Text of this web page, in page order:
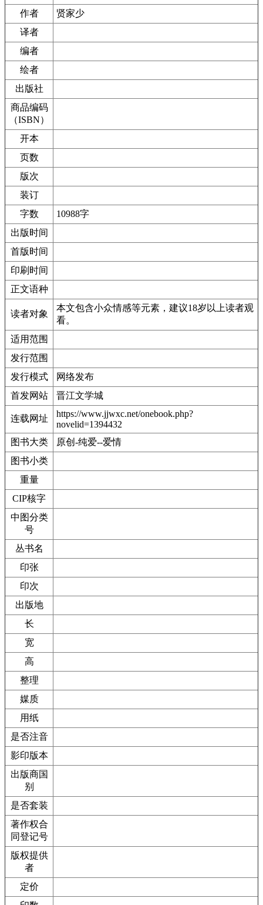
作者
贤家少
译者
编者
绘者
出版社
商品编码
（ISBN）
开本
页数
版次
装订
字数
10988字
出版时间
首版时间
印刷时间
正文语种
读者对象
本文包含小众情感等元素，建议18岁以上读者观
看。
适用范围
发行范围
发行模式
网络发布
首发网站
晋江文学城
连载网址
https://www.jjwxc.net/onebook.php?
novelid=1394432
图书大类
原创-纯爱--爱情
图书小类
重量
CIP核字
中图分类
号
丛书名
印张
印次
出版地
长
宽
高
整理
媒质
用纸
是否注音
影印版本
出版商国
别
是否套装
著作权合
同登记号
版权提供
者
定价